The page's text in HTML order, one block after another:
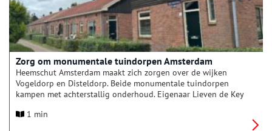
Zorg om monumentale tuindorpen Amsterdam
Heemschut Amsterdam maakt zich zorgen over de wijken
Vogeldorp en Disteldorp. Beide monumentale tuindorpen
kampen met achterstallig onderhoud. Eigenaar Lieven de Key
niet is uitgesloten. De erfgoedvereniging vraagt stadsdeel
1 min